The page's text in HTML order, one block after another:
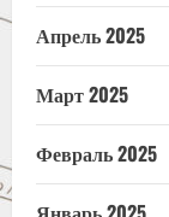
Апрель 2025
Март 2025
Февраль 2025